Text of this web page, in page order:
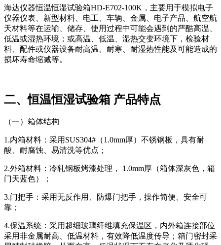
海达仪器恒温恒湿试验箱HD-E702-100K，主要用于模拟电子
仪器仪表、新型材料、电工、车辆、金属、电子产品、航空航
天材料等在运输、储存、使用过程中可能会遇到的严酷高温、
低温或湿热环境；或高温、低温、湿热交变环境下，检验材
料、配件或仪器设备耐高温、耐寒、耐湿热性能及可能造成的
损坏寿命缩减等。
二、恒温恒湿试验箱 产品特点
（一）箱体结构
1.内箱材料：采用SUS304#（1.0mm厚）不锈钢板，具有耐
酸、耐腐蚀、易清洗等优点；
2.外箱材料：冷轧钢板烤漆处理， 1.0mm厚（箱体深灰色，箱
门天蓝色）；
3.门把手：采用无反作用、防爆门把手，操作简便、安全可
靠；
4.保温系统：采用超细玻璃纤维填充保温区，内外箱连接部位
采用非金属耐高、低温材料，有效降低温度传导；箱门密封采